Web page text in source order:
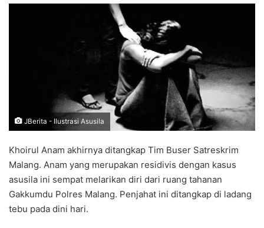
JBerita - Ilustrasi Asusila
Khoirul Anam akhirnya ditangkap Tim Buser Satreskrim
Malang. Anam yang merupakan residivis dengan kasus
asusila ini sempat melarikan diri dari ruang tahanan
Gakkumdu Polres Malang. Penjahat ini ditangkap di ladang
tebu pada dini hari.